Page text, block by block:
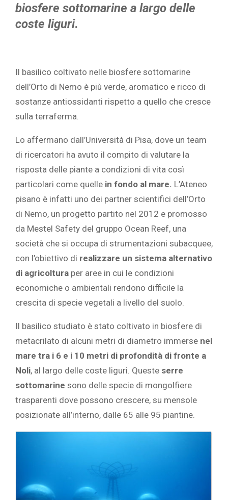
biosfere sottomarine a largo delle
coste liguri.
Il basilico coltivato nelle biosfere sottomarine
dell’Orto di Nemo è più verde, aromatico e ricco di
sostanze antiossidanti rispetto a quello che cresce
sulla terraferma.
Lo affermano dall’Università di Pisa, dove un team
di ricercatori ha avuto il compito di valutare la
risposta delle piante a condizioni di vita così
particolari come quelle in fondo al mare. L’Ateneo
pisano è infatti uno dei partner scientifici dell’Orto
di Nemo, un progetto partito nel 2012 e promosso
da Mestel Safety del gruppo Ocean Reef, una
società che si occupa di strumentazioni subacquee,
con l’obiettivo di realizzare un sistema alternativo
di agricoltura per aree in cui le condizioni
economiche o ambientali rendono difficile la
crescita di specie vegetali a livello del suolo.
Il basilico studiato è stato coltivato in biosfere di
metacrilato di alcuni metri di diametro immerse nel
mare tra i 6 e i 10 metri di profondità di fronte a
Noli, al largo delle coste liguri. Queste serre
sottomarine sono delle specie di mongolfiere
trasparenti dove possono crescere, su mensole
posizionate all’interno, dalle 65 alle 95 piantine.